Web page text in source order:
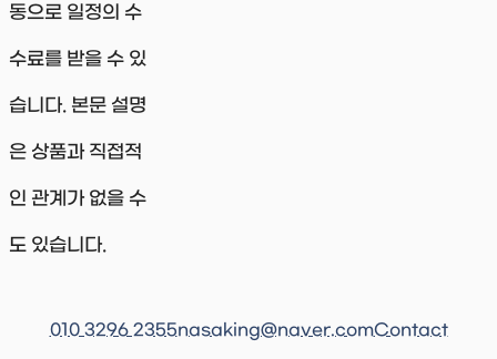
동으로 일정의 수
수료를 받을 수 있
습니다. 본문 설명
은 상품과 직접적
인 관계가 없을 수
도 있습니다.
010 3296 2355nasaking@naver.comContact